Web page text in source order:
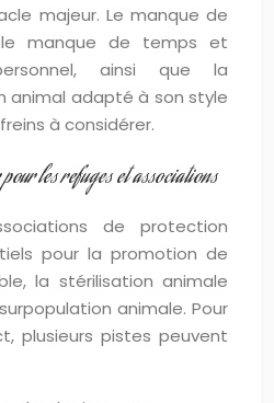
majeur. Le manque de
le manque de temps et
ainsi que la
animal adapté à son style
à considérer.
les refuges et associations
de protection
pour la promotion de
la stérilisation animale
animale. Pour
plusieurs pistes peuvent